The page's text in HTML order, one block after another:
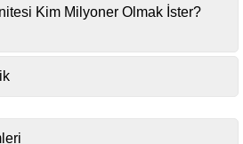
Kim Milyoner Olmak İster?